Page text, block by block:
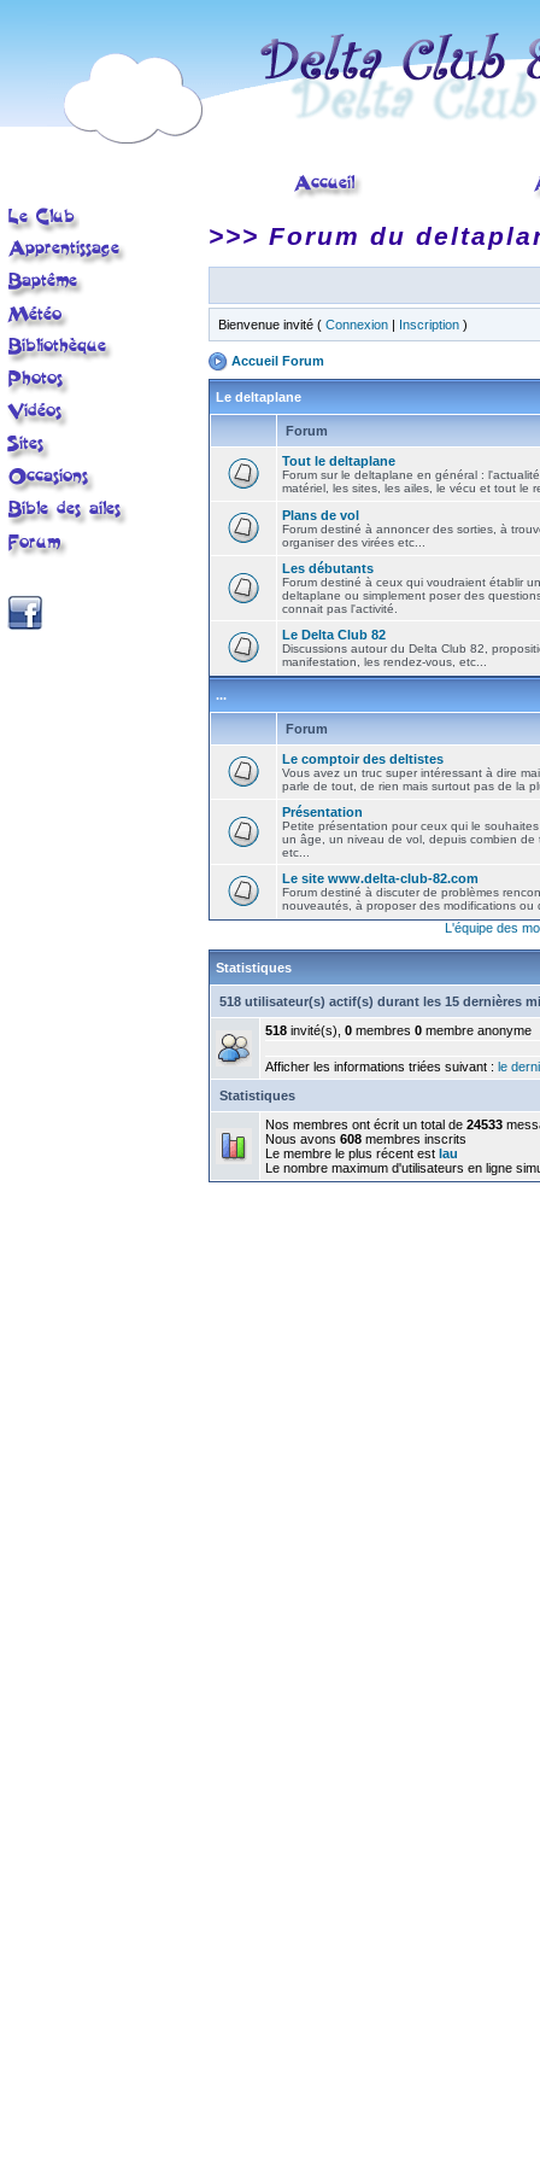
>>> Forum du
Bienvenue invité ( Connexion | Inscription )
Accueil Forum
Le deltaplane
Forum
Tout le deltaplane
Forum sur le deltaplane en général :
matériel, les sites, les ailes, le vécu et tout le
Plans de vol
Forum destiné à annoncer des sorties, à
organiser des virées etc...
Les débutants
Forum destiné à ceux qui voudraient établir
deltaplane ou simplement poser des
connait pas l'activité.
Le Delta Club 82
Discussions autour du Delta Club 82,
manifestation, les rendez-vous, etc...
...
Forum
Le comptoir des deltistes
Vous avez un truc super intéressant à dire
parle de tout, de rien mais surtout pas de la
Présentation
Petite présentation pour ceux qui le
un âge, un niveau de vol, depuis combien de
etc...
Le site www.delta-club-82.com
Forum destiné à discuter de problèmes
nouveautés, à proposer des modifications ou
L'équipe des
Statistiques
518 utilisateur(s) actif(s) durant les 15 dernières
518 invité(s), 0 membres 0 membre anonyme
Afficher les informations triées suivant : le
Statistiques
Nos membres ont écrit un total de 24533
Nous avons 608 membres inscrits
Le membre le plus récent est lau
Le nombre maximum d'utilisateurs en ligne